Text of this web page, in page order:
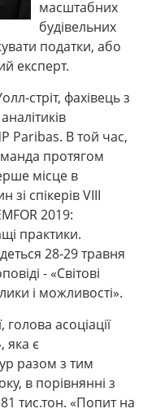
масштабних
будівельних
податки, або
експерт.
стріт, фахівець з
Paribas. В той час,
протягом
місце в
спікерів VIІІ
2019:
практики.
28-29 травня
- «Світові
і можливості».
асоціації
яка є
разом з тим
в порівнянні з
тис.тон. «Попит на